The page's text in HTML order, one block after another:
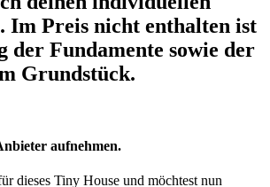
Im Preis nicht enthalten ist
der Fundamente sowie der
Grundstück.
aufnehmen.
dieses Tiny House und möchtest nun